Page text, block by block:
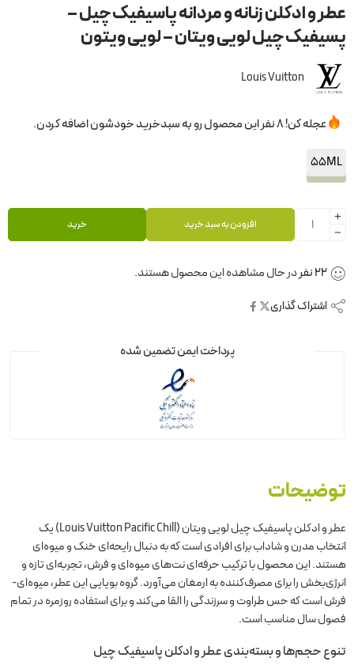
عطر و ادکلن زنانه و مردانه پاسیفیک چیل –
پسیفیک چیل لویی ویتان – لویی ویتون
Louis Vuitton
عجله کن! 8 نفر این محصول رو به سبدخرید خودشون اضافه کردن.
55ML
افزودن به سبد خرید خرید
22نفردر حال مشاهده این محصول هستند.
اشتراک گذاری
پرداخت ایمن تضمین شده
توضیحات
عطر و ادکلن پاسیفیک چیل لویی ویتان (Louis Vuitton Pacific Chill) یک
انتخاب مدرن و شاداب برای افرادی است که به دنبال رایحه‌ای خنک و میوه‌ای
هستند. این محصول با ترکیب حرفه‌ای نت‌های میوه‌ای و فرش، تجربه‌ای تازه و
انرژی‌بخش را برای مصرف‌کننده به ارمغان می‌آورد. گروه بویایی این عطر، میوه‌ای-
فرش است که حس طراوت و سرزندگی را القا می‌کند و برای استفاده روزمره در تمام
فصول سال مناسب است.
تنوع حجم‌ها و بسته‌بندی عطر و ادکلن پاسیفیک چیل